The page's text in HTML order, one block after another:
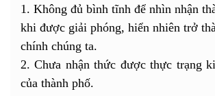
1. Không đủ bình tĩnh để nhìn nhận
khi được giải phóng, hiển nhiên trở
chính chúng ta.
2. Chưa nhận thức được thực trạng
của thành phố.